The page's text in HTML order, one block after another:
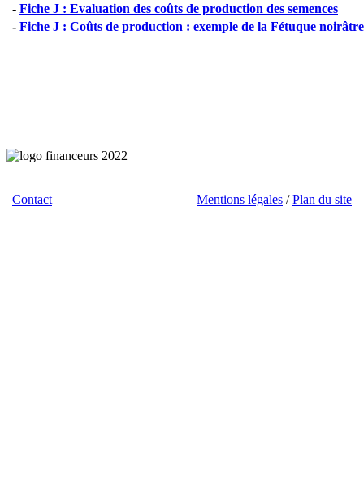
- Fiche J : Evaluation des coûts de production des semences
- Fiche J : Coûts de production : exemple de la Fétuque noirâtre
Contact Mentions légales /Plan du site